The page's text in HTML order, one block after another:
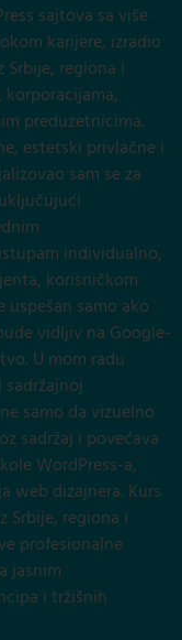
sajtova sa više
karijere, izradio
regiona i
preduzetnicima.
estetski privlačne i
sam se za
individualno,
korisničkom
samo ako
vidljiv na Google-
U mom radu
samo da vizuelno
sadržaj i povećava
WordPress-a,
web dizajnera. Kurs
Srbije, regiona i
profesionalne
jasnim
i tržišnih